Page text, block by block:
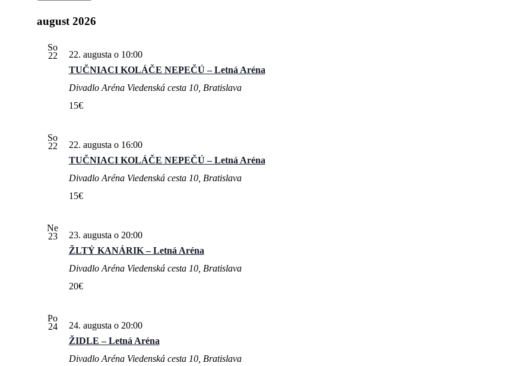
august 2026
So
22
TUČNIACI KOLÁČE NEPEČÚ – Letná Aréna
22. augusta o 10:00
Divadlo Aréna Viedenská cesta 10, Bratislava
15€
So
22
TUČNIACI KOLÁČE NEPEČÚ – Letná Aréna
22. augusta o 16:00
Divadlo Aréna Viedenská cesta 10, Bratislava
15€
Ne
23
ŽLTÝ KANÁRIK – Letná Aréna
23. augusta o 20:00
Divadlo Aréna Viedenská cesta 10, Bratislava
20€
Po
24
ŽIDLE – Letná Aréna
24. augusta o 20:00
Divadlo Aréna Viedenská cesta 10, Bratislava